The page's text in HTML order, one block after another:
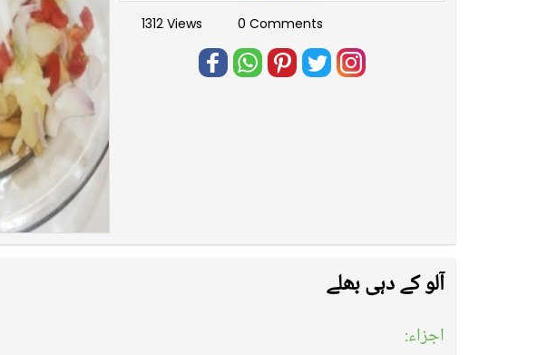
1312 Views 0 Comments
آلو کے دہی بھلے
اجزاء: